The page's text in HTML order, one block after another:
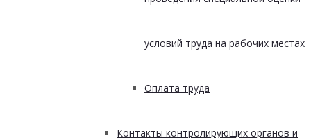
условий труда на рабочих местах
Оплата труда
Контакты контролирующих органов и